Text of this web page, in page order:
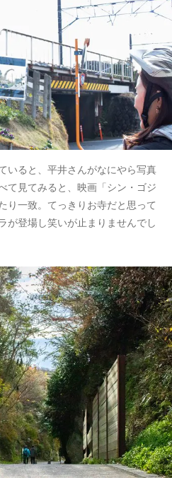
いると、平井さんがなにやら写真
て見てみると、映画「シン・ゴジ
り一致。てっきりお寺だと思って
が登場し笑いが止まりませんでし